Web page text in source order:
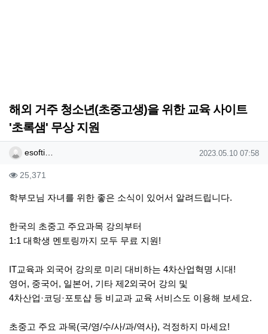
해외 거주 청소년(초중고생)을 위한 교육 사이트
'초록샘' 무상 지원
작성자 정보
esofti… 작성일
2023.05.10 07:58
컨텐츠 정보
25,371
본문
학부모님 자녀를 위한 좋은 소식이 있어서 알려드립니다.
한국의 초중고 주요과목 강의부터
1:1 대학생 멘토링까지 모두 무료 지원!
IT교육과 외국어 강의로 미리 대비하는 4차산업혁명 시대!
영어, 중국어, 일본어, 기타 제2외국어 강의 및
4차산업·코딩·포토샵 등 비교과 교육 서비스도 이용해 보세요.
초중고 주요 과목(국/영/수/사/과/역사), 걱정하지 마세요!